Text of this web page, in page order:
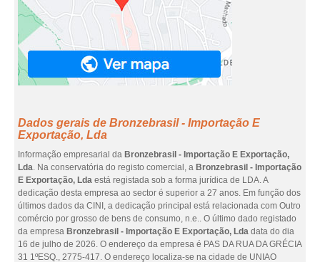
Dados gerais de Bronzebrasil - Importação E
Exportação, Lda
Informação empresarial da Bronzebrasil - Importação E Exportação,
Lda. Na conservatória do registo comercial, a Bronzebrasil - Importação
E Exportação, Lda está registada sob a forma jurídica de LDA. A
dedicação desta empresa ao sector é superior a 27 anos. Em função dos
últimos dados da CINI, a dedicação principal está relacionada com Outro
comércio por grosso de bens de consumo, n.e.. O último dado registado
da empresa Bronzebrasil - Importação E Exportação, Lda data do dia
16 de julho de 2026. O endereço da empresa é PAS DA RUA DA GRÉCIA
31 1ºESQ., 2775-417. O endereço localiza-se na cidade de UNIAO